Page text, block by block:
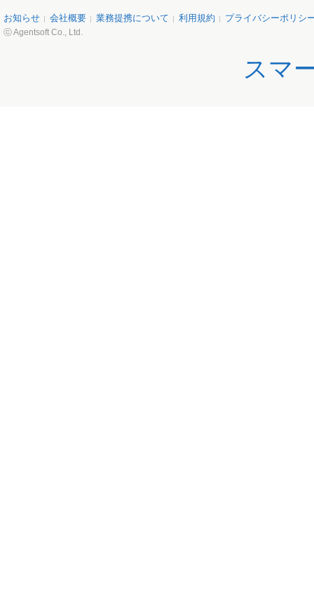
お知らせ 会社概要 業務提携について 利用規約 プライバシーポリシ
ⓒ Agentsoft Co., Ltd.
スマ